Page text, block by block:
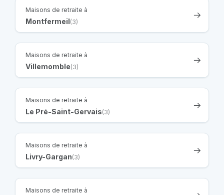
Maisons de retraite à
Montfermeil(3)
Maisons de retraite à
Villemomble(3)
Maisons de retraite à
Le Pré-Saint-Gervais(3)
Maisons de retraite à
Livry-Gargan(3)
Maisons de retraite à